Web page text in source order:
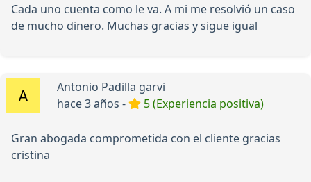
Cada uno cuenta como le va. A mi me resolvió un caso
de mucho dinero. Muchas gracias y sigue igual
Antonio Padilla garvi
hace 3 años -
5 (Experiencia positiva)
Gran abogada comprometida con el cliente gracias
cristina